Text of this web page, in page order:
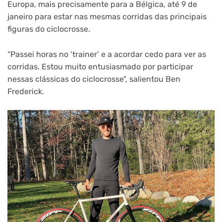
Europa, mais precisamente para a Bélgica, até 9 de
janeiro para estar nas mesmas corridas das principais
figuras do ciclocrosse.
“Passei horas no ‘trainer’ e a acordar cedo para ver as
corridas. Estou muito entusiasmado por participar
nessas clássicas do ciclocrosse”, salientou Ben
Frederick.